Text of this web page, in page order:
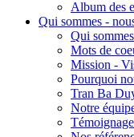
Album des
Qui sommes -
Qui
Mots de
Mission -
Pourquoi
Tran Ba
Notre